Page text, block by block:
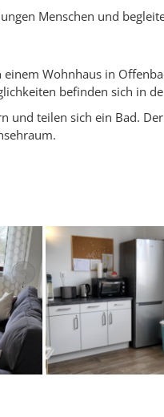
Menschen und
Wohnhaus in
befinden sich in
und teilen sich ein Bad.